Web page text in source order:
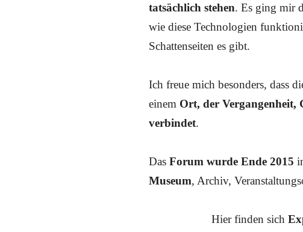
tatsächlich stehen. Es ging mir
wie diese Technologien
Schattenseiten es gibt.
Ich freue mich besonders, dass
einem Ort, der
verbindet.
Das Forum wurde Ende 2015
Museum, Archiv,
Hier finden sich